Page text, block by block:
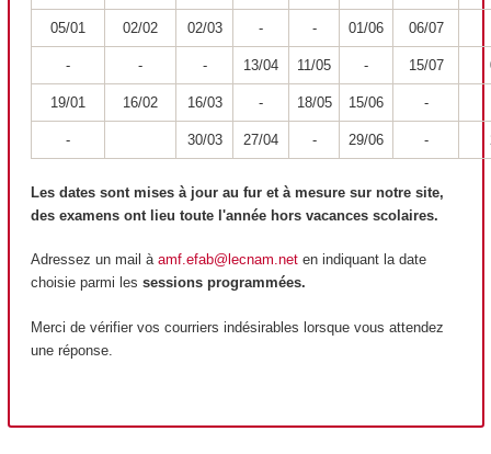
05/01 02/02 02/03 - - 01/06 06/07
- - - 13/04 11/05 - 15/07
19/01 16/02 16/03 - 18/05 15/06 -
- 30/03 27/04 - 29/06 -
Les dates sont mises à jour au fur et à mesure sur notre site,
des examens ont lieu toute l'année hors vacances scolaires.
Adressez un mail à amf.efab@lecnam.net en indiquant la date
choisie parmi les sessions programmées.
Merci de vérifier vos courriers indésirables lorsque vous attendez
une réponse.